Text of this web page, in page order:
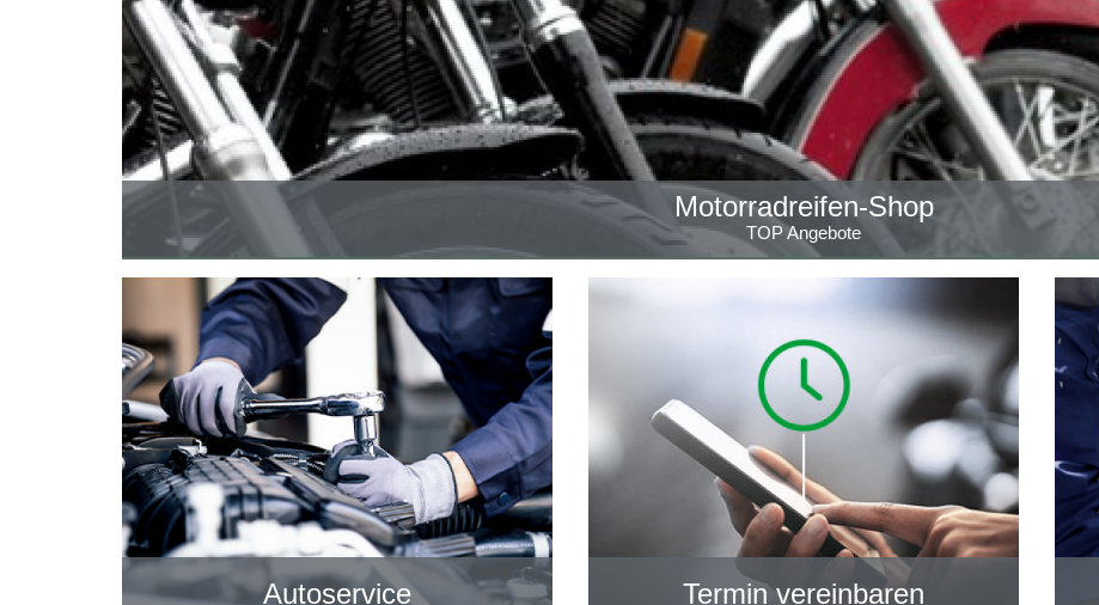
Motorradreifen-Shop
TOP Angebote
Autoservice Termin vereinbaren